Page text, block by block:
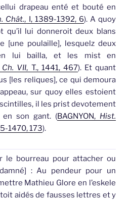
drapeau enté et bouté en
Chât., I, 1389-1392, 6). A quoy
qu’il lui donneroit deux blans
[une poulaille], lesquelz deux
lui bailla, et les mist en
Ch. VII, T., 1441, 467). Et quant
[les reliques], ce qui demoura
sur quoy elles estoient
il les prist devotement
son gant. (BAGNYON, Hist.
1470, 173).
le bourreau pour attacher ou
: Au pendeur pour un
Mathieu Glore en l’eskele
aidés de fausses lettres et y